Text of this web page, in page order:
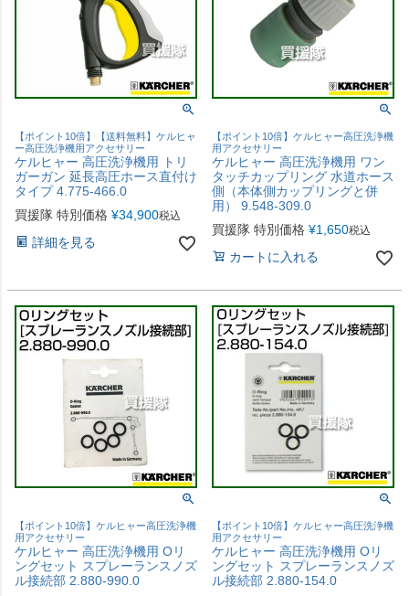
【ポイント10倍】【送料無料】ケルヒャ
ー高圧洗浄機用アクセサリー
ケルヒャー 高圧洗浄機用 トリ
ガーガン 延長高圧ホース直付け
タイプ 4.775-466.0
買援隊 特別価格 ¥34,900税込
詳細を見る
【ポイント10倍】ケルヒャー高圧洗浄機
用アクセサリー
ケルヒャー 高圧洗浄機用 ワン
タッチカップリング 水道ホース
側（本体側カップリングと併
用） 9.548-309.0
買援隊 特別価格 ¥1,650税込
カートに入れる
【ポイント10倍】ケルヒャー高圧洗浄機
用アクセサリー
ケルヒャー 高圧洗浄機用 Oリ
ングセット スプレーランスノズ
ル接続部 2.880-990.0
【ポイント10倍】ケルヒャー高圧洗浄機
用アクセサリー
ケルヒャー 高圧洗浄機用 Oリ
ングセット スプレーランスノズ
ル接続部 2.880-154.0